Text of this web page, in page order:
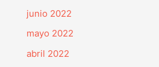
junio 2022
mayo 2022
abril 2022